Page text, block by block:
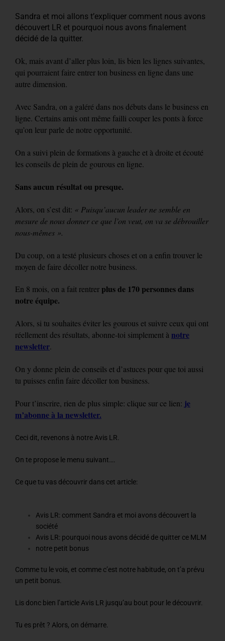
Sandra et moi allons t’expliquer comment nous avons
découvert LR et pourquoi nous avons finalement
décidé de la quitter.
Ok, mais avant d’aller plus loin, lis bien les lignes suivantes,
qui pourraient faire entrer ton business en ligne dans une
autre dimension.
Avec Sandra, on a galéré dans nos débuts dans le business en
ligne. Certains amis ont même failli couper les ponts à force
qu’on leur parle de notre opportunité.
On a suivi plein de formations à gauche et à droite et écouté
les conseils de plein de gourous en ligne.
Sans aucun résultat ou presque.
Alors, on s’est dit: « Puisqu’aucun leader ne semble en
mesure de nous donner ce que l’on veut, on va se débrouiller
nous-mêmes ».
Du coup, on a testé plusieurs choses et on a enfin trouver le
moyen de faire décoller notre business.
En 8 mois, on a fait rentrer plus de 170 personnes dans
notre équipe.
Alors, si tu souhaites éviter les gourous et suivre ceux qui ont
réellement des résultats, abonne-toi simplement à notre
newsletter.
On y donne plein de conseils et d’astuces pour que toi aussi
tu puisses enfin faire décoller ton business.
Pour t’inscrire, rien de plus simple: clique sur ce lien: je
m’abonne à la newsletter.
Ceci dit, revenons à notre Avis LR.
On te propose le menu suivant….
Ce que tu vas découvrir dans cet article:
Avis LR: comment Sandra et moi avons découvert la
société
Avis LR: pourquoi nous avons décidé de quitter ce MLM
notre petit bonus
Comme tu le vois, et comme c’est notre habitude, on t’a prévu
un petit bonus.
Lis donc bien l’article Avis LR jusqu’au bout pour le découvrir.
Tu es prêt ? Alors, on démarre.